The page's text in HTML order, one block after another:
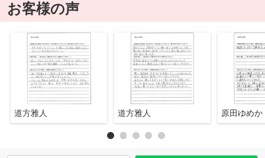
お客様の声
道方雅人 道方雅人 原田ゆめか